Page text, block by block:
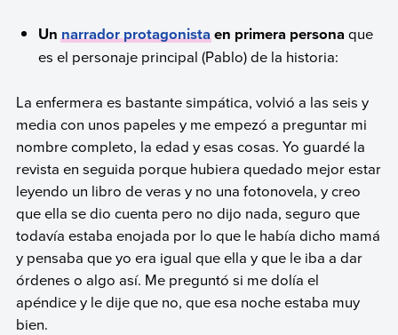
Unnarrador protagonistaen primera persona que
es el personaje principal (Pablo) de la historia:
La enfermera es bastante simpática, volvió a las seis y
media con unos papeles y me empezó a preguntar mi
nombre completo, la edad y esas cosas. Yo guardé la
revista en seguida porque hubiera quedado mejor estar
leyendo un libro de veras y no una fotonovela, y creo
que ella se dio cuenta pero no dijo nada, seguro que
todavía estaba enojada por lo que le había dicho mamá
y pensaba que yo era igual que ella y que le iba a dar
órdenes o algo así. Me preguntó si me dolía el
apéndice y le dije que no, que esa noche estaba muy
bien.